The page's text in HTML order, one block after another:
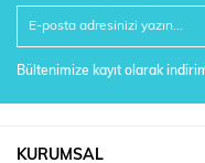
Bültenimize kayıt olarak
KURUMSAL